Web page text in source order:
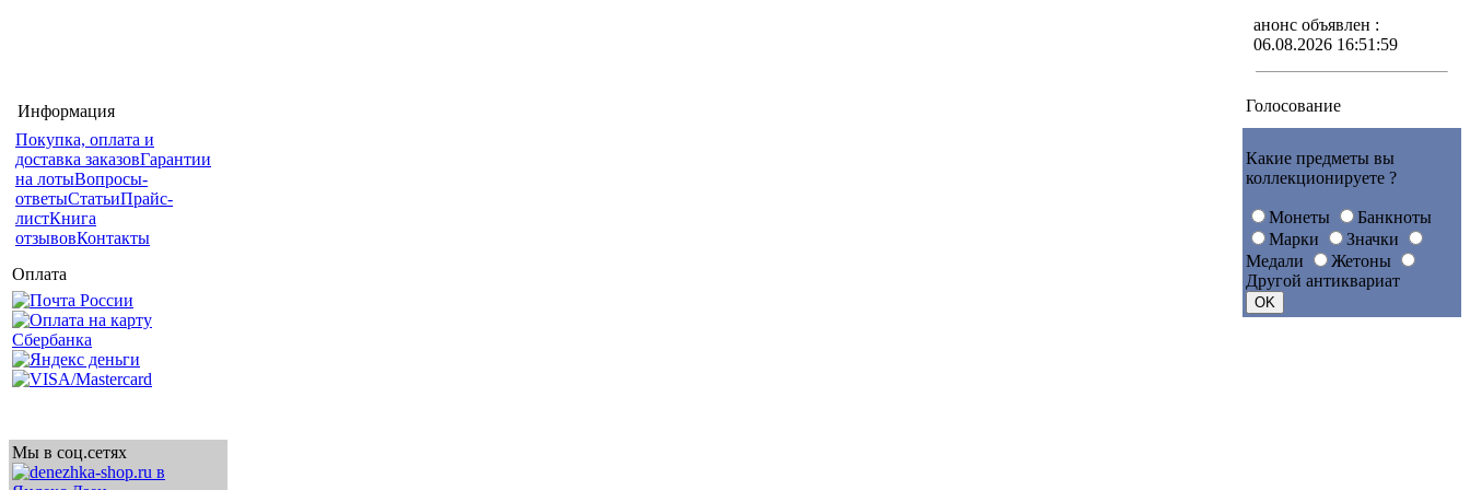
Информация
Покупка, оплата и
доставка заказовГарантии
на лотыВопросы-
ответыСтатьиПрайс-
листКнига
отзывовКонтакты
Оплата
Мы в соц.сетях
анонс объявлен :
06.08.2026 16:51:59
Голосование
Какие предметы вы
коллекционируете ?
Монеты
Банкноты
Марки
Значки
Медали
Жетоны
Другой антиквариат